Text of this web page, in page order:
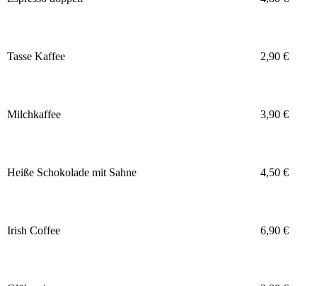
Tasse Kaffee 2,90 €
Milchkaffee 3,90 €
Heiße Schokolade mit Sahne 4,50 €
Irish Coffee 6,90 €